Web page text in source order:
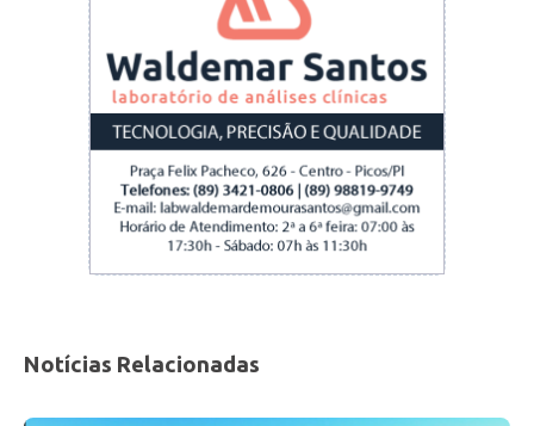
Engenheiro e professor Benedicto Reinaldo. Foto Jailson
Dias
Notícias Relacionadas